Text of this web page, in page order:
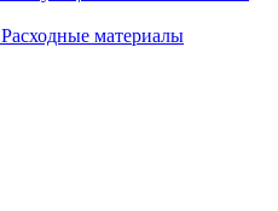
Расходные материалы